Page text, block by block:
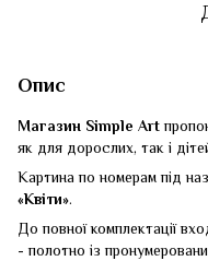
Опис
Магазин Simple Art
як для дорослих, так і
Картина по номерам під
«Квіти».
До повної комплектації
- полотно із